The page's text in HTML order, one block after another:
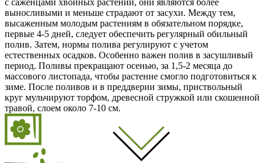
выносливыми и меньше страдают от засухи. Между тем,
высаженным молодым растениям в обязательном порядке,
первые 4-5 дней, следует обеспечить регулярный обильный
полив. Затем, нормы полива регулируют с учетом
естественных осадков. Особенно важен полив в засушливый
период. Поливы прекращают осенью, за 1,5-2 месяца до
массового листопада, чтобы растение смогло подготовиться к
зиме. После поливов и в преддверии зимы, приствольный
круг мульчируют торфом, древесной стружкой или скошенной
травой, слоем около 7-10 см.